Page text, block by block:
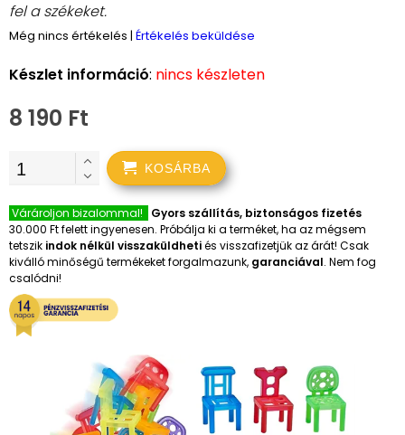
fel a székeket.
Még nincs értékelés | Értékelés beküldése
Készlet információ: nincs készleten
8 190 Ft
KOSÁRBA
Várároljon bizalommal!
Gyors szállítás, biztonságos fizetés
30.000 Ft felett ingyenesen. Próbálja ki a terméket, ha az mégsem
tetszik indok nélkül visszaküldhetiés visszafizetjük az árát! Csak
kiválló minőségű termékeket forgalmazunk, garanciával. Nem fog
csalódni!